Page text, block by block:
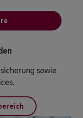
sowie